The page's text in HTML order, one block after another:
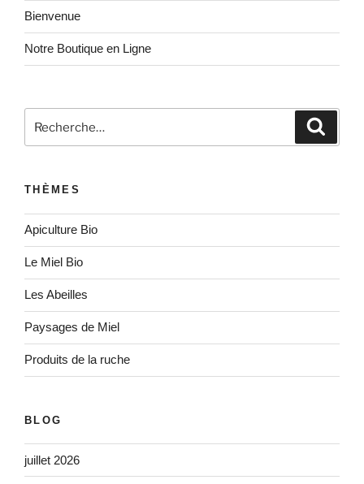
Bienvenue
Notre Boutique en Ligne
pour
THÈMES
Apiculture Bio
Le Miel Bio
Les Abeilles
Paysages de Miel
Produits de la ruche
BLOG
juillet 2026